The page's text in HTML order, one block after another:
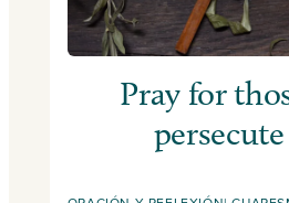
Pray for